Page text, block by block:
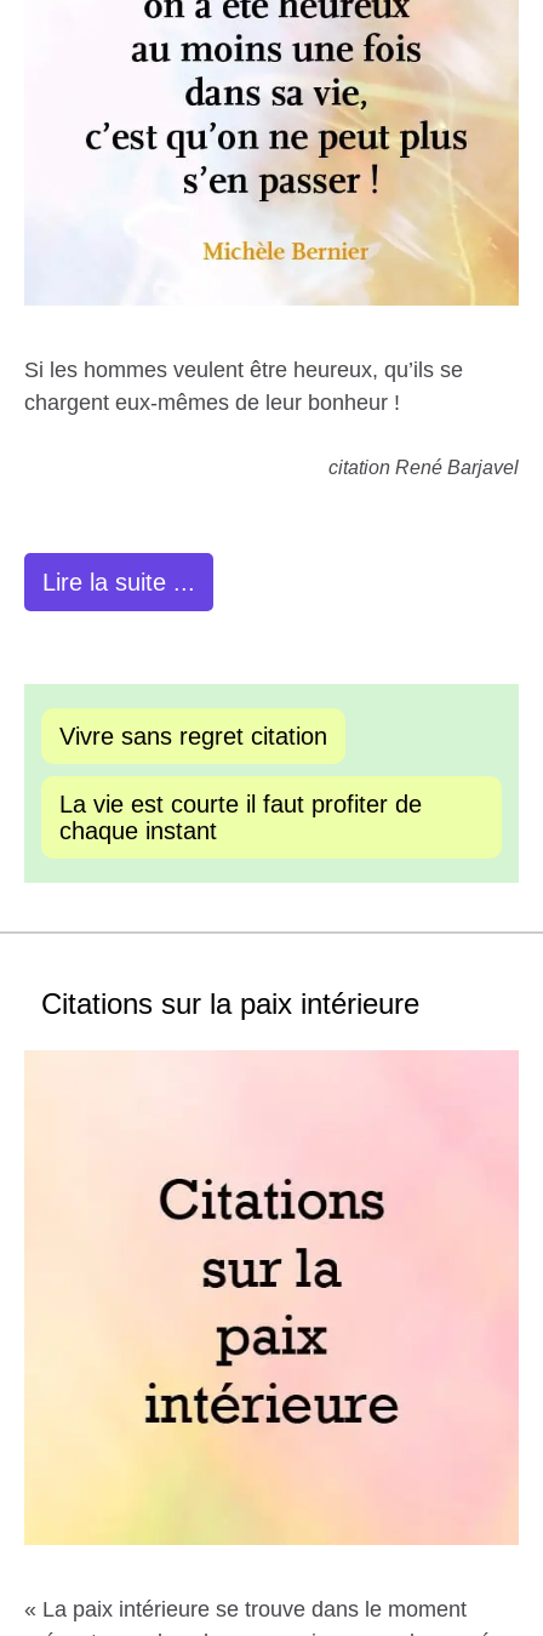
Si les hommes veulent être heureux, qu’ils se
chargent eux-mêmes de leur bonheur !
citation René Barjavel
Lire la suite ...
Vivre sans regret citation
La vie est courte il faut profiter de
chaque instant
Citations sur la paix intérieure
« La paix intérieure se trouve dans le moment